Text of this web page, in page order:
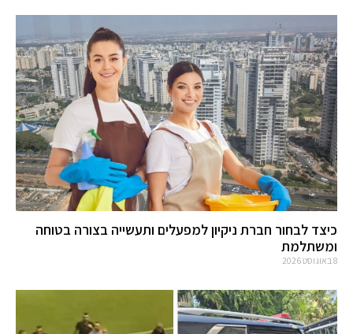
כיצד לבחור חברת ניקיון למפעלים ותעשייה בצורה בטוחה
ומשתלמת
8 באוגוסט 2026